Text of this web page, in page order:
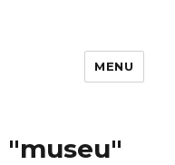
MENU
"museu"